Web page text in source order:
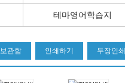
테마영어학습지
두장인쇄
인쇄하기
보관함